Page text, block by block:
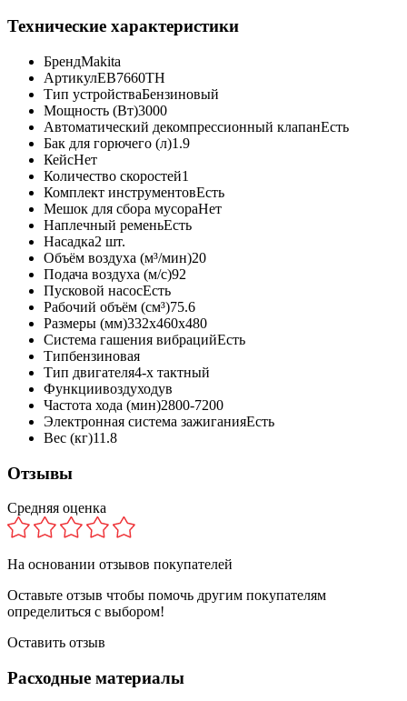
Технические характеристики
БрендMakita
АртикулEB7660TH
Тип устройстваБензиновый
Мощность (Вт)3000
Автоматический декомпрессионный клапанЕсть
Бак для горючего (л)1.9
КейсНет
Количество скоростей1
Комплект инструментовЕсть
Мешок для сбора мусораНет
Наплечный ременьЕсть
Насадка2 шт.
Объём воздуха (м³/мин)20
Подача воздуха (м/с)92
Пусковой насосЕсть
Рабочий объём (см³)75.6
Размеры (мм)332x460x480
Система гашения вибрацийЕсть
Типбензиновая
Тип двигателя4-х тактный
Функциивоздуходув
Частота хода (мин)2800-7200
Электронная система зажиганияЕсть
Вес (кг)11.8
Отзывы
Средняя оценка
На основании отзывов покупателей
Оставьте отзыв чтобы помочь другим покупателям
определиться с выбором!
Оставить отзыв
Расходные материалы